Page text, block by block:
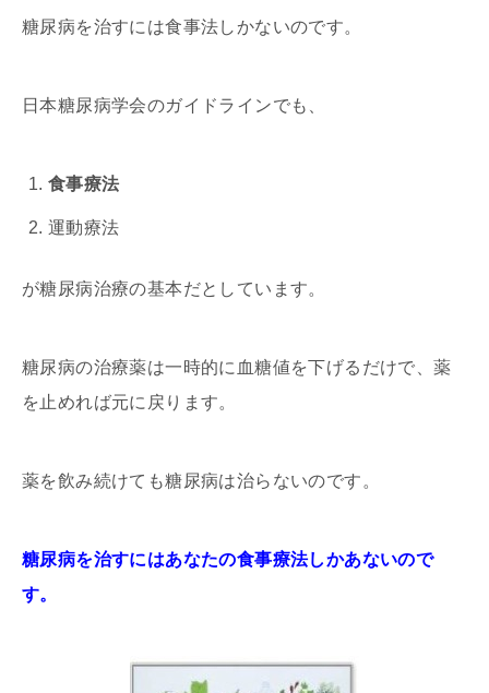
糖尿病を治すには食事法しかないのです。
日本糖尿病学会のガイドラインでも、
食事療法
運動療法
が糖尿病治療の基本だとしています。
糖尿病の治療薬は一時的に血糖値を下げるだけで、薬
を止めれば元に戻ります。
薬を飲み続けても糖尿病は治らないのです。
糖尿病を治すにはあなたの食事療法しかあないので
す。